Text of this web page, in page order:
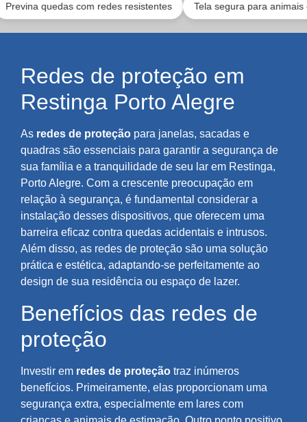
com redes resistentes Tela segura para animais e bebês
Redes de proteção em
Restinga Porto Alegre
As redes de proteção para janelas, sacadas e
quadras são essenciais para garantir a segurança de
sua família e a tranquilidade de seu lar em Restinga,
Porto Alegre. Com a crescente preocupação em
relação à segurança, é fundamental considerar a
instalação desses dispositivos, que oferecem uma
barreira eficaz contra quedas acidentais e intrusos.
Além disso, as redes de proteção são uma solução
prática e estética, adaptando-se perfeitamente ao
design de sua residência ou espaço de lazer.
Benefícios das redes de
proteção
Investir em redes de proteção traz inúmeros
benefícios. Primeiramente, elas proporcionam uma
segurança extra, especialmente em lares com